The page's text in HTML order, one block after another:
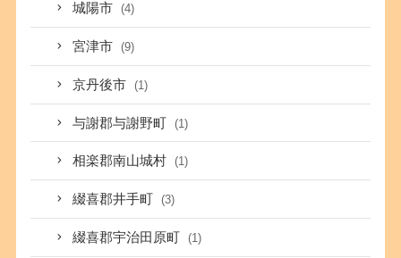
城陽市 (4)
宮津市 (9)
京丹後市 (1)
与謝郡与謝野町 (1)
相楽郡南山城村 (1)
綴喜郡井手町 (3)
綴喜郡宇治田原町 (1)